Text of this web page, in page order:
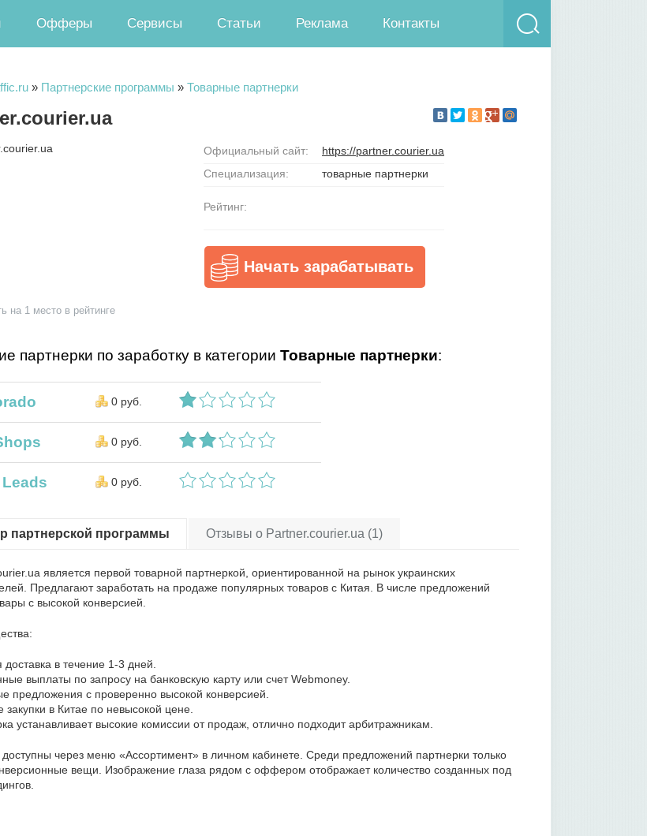
Офферы Сервисы Статьи Реклама Контакты
» Партнерские программы » Товарные партнерки
на 1 место в рейтинге
Официальный сайт:
https://partner.courier.ua
Специализация:
товарные партнерки
Рейтинг:
Начать зарабатывать
партнерки по заработку в категории Товарные партнерки:
0 руб.
0 руб.
0 руб.
партнерской программы Отзывы о Partner.courier.ua (1)
является первой товарной партнеркой, ориентированной на рынок украинских
Предлагают заработать на продаже популярных товаров с Китая. В числе предложений
с высокой конверсией.
в течение 1-3 дней.
выплаты по запросу на банковскую карту или счет Webmoney.
предложения с проверенно высокой конверсией.
в Китае по невысокой цене.
устанавливает высокие комиссии от продаж, отлично подходит арбитражникам.
через меню «Ассортимент» в личном кабинете. Среди предложений партнерки только
вещи. Изображение глаза рядом с оффером отображает количество созданных под